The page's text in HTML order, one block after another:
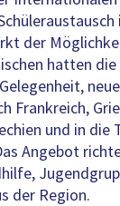
der
hatten die
Frankreich,
und in die
Angebot
der Region.